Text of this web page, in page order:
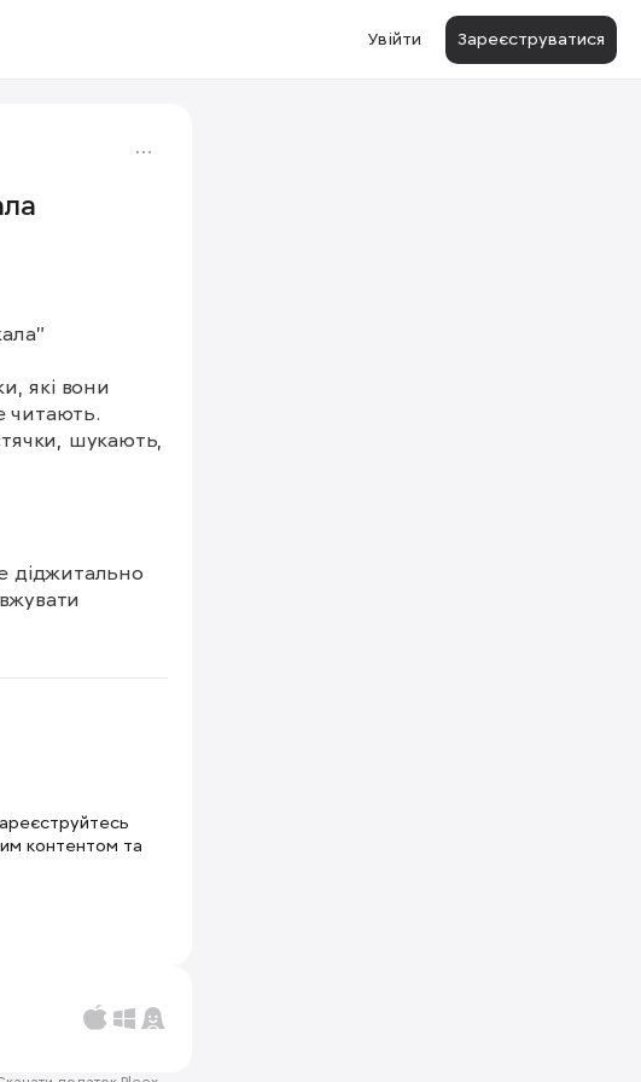
Увійти Зареєструватися
які вони
читають.
шукають,
діджитально
контентом та